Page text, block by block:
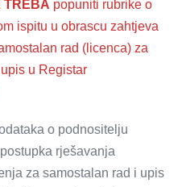
TREBA popuniti rubrike o
ispitu u obrascu zahtjeva
rad (licenca) za
u Registar
o podnositelju
rješavanja
za samostalan rad i upis